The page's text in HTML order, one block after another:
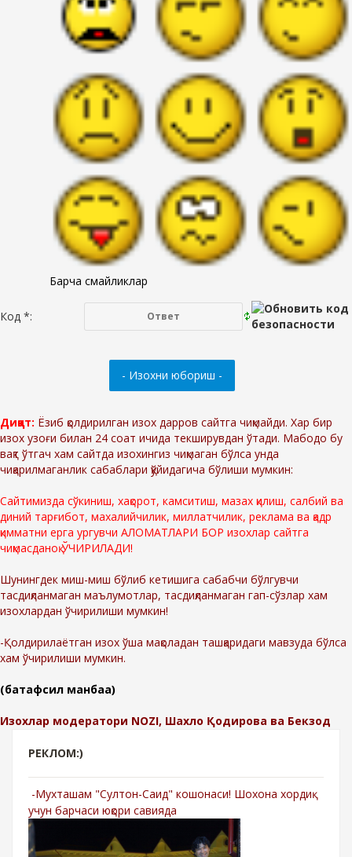
Барча смайликлар
Код *:
Диққат: Ёзиб қолдирилган изох дарров сайтга чиқмайди. Хар бир
изох узоғи билан 24 соат ичида текширувдан ўтади. Мабодо бу
вақт ўтгач хам сайтда изохингиз чиқмаган бўлса унда
чиқарилмаганлик сабаблари қўйидагича бўлиши мумкин:
Сайтимизда сўкиниш, хақорот, камситиш, мазах қилиш, салбий ва
диний тарғибот, махалийчилик, миллатчилик, реклама ва қадр
қимматни ерга ургувчи АЛОМАТЛАРИ БОР изохлар сайтга
чиқмасданоқ ЎЧИРИЛАДИ!
Шунингдек миш-миш бўлиб кетишига сабабчи бўлгувчи
тасдиқланмаган маълумотлар, тасдиқланмаган гап-сўзлар хам
изохлардан ўчирилиши мумкин!
-Қолдирилаётган изох ўша мақоладан ташқаридаги мавзуда бўлса
хам ўчирилиши мумкин.
(батафсил манбаа)
Изохлар модератори NOZI, Шахло Қодирова ва Бекзод
РЕКЛОМ:)
-Мухташам "Султон-Саид" кошонаси! Шохона хордиқ
учун барчаси юқори савияда